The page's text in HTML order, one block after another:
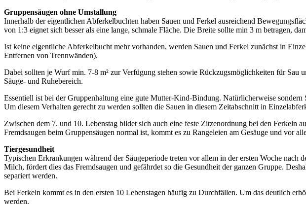
Gruppensäugen ohne Umstallung
Innerhalb der eigentlichen Abferkelbuchten haben Sauen und Ferkel ausreichend
von 1:3 eignet sich besser als eine lange, schmale Fläche. Die Breite sollte min 3 m betragen,
Ist keine eigentliche Abferkelbucht mehr vorhanden, werden Sauen und Ferkel zunächst in
Entfernen von Trennwänden).
Dabei sollten je Wurf min. 7-8 m² zur Verfügung stehen sowie Rückzugsmöglichkeiten für Sau
Säuge- und Ruhebereich.
Essentiell ist bei der Gruppenhaltung eine gute Mutter-Kind-Bindung. Natürlicherweise
Um diesem Verhalten gerecht zu werden sollten die Sauen in diesem Zeitabschnitt in
Zwischen dem 7. und 10. Lebenstag bildet sich auch eine feste Zitzenordnung bei den Ferkeln
Fremdsaugen beim Gruppensäugen normal ist, kommt es zu Rangeleien am Gesäuge und vor
Tiergesundheit
Typischen Erkrankungen während der Säugeperiode treten vor allem in der ersten Woche
Milch, fördert dies das Fremdsaugen und gefährdet so die Gesundheit der ganzen Gruppe.
separiert werden.
Bei Ferkeln kommt es in den ersten 10 Lebenstagen häufig zu Durchfällen. Um das deutlich
werden.